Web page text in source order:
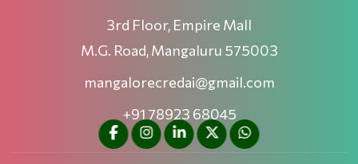
3rd Floor, Empire Mall
M.G. Road, Mangaluru 575003
mangalorecredai@gmail.com
+91 78923 68045